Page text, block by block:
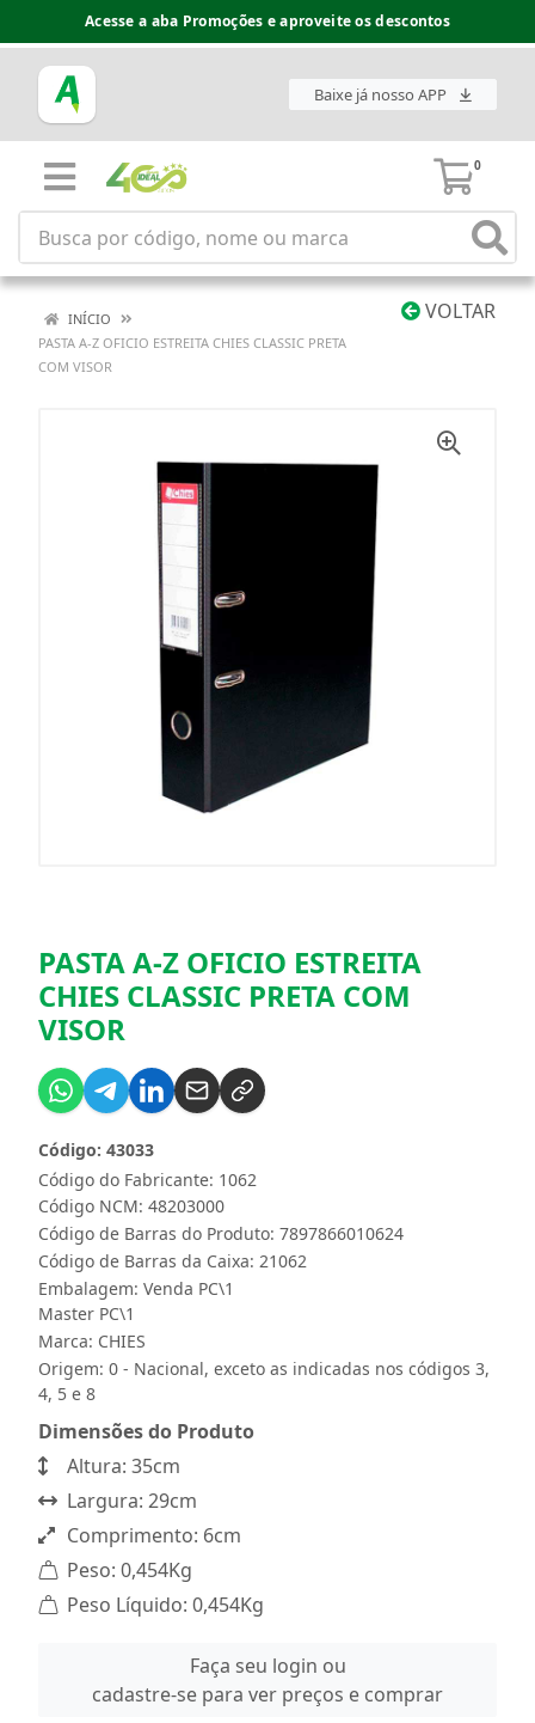
Acesse a aba Promoções e aproveite os descontos
Baixe já nosso APP
0
VOLTAR
INÍCIO
PASTA A-Z OFICIO ESTREITA CHIES CLASSIC PRETA
COM VISOR
PASTA A-Z OFICIO ESTREITA
CHIES CLASSIC PRETA COM
VISOR
Código do Fabricante: 1062
Código: 43033
Código NCM: 48203000
Código de Barras do Produto: 7897866010624
Código de Barras da Caixa: 21062
Embalagem: Venda PC\1
Master PC\1
Marca: CHIES
Origem: 0 - Nacional, exceto as indicadas nos códigos 3,
4, 5 e 8
Dimensões do Produto
Altura: 35cm
Largura: 29cm
Comprimento: 6cm
Peso: 0,454Kg
Peso Líquido: 0,454Kg
Faça seu login ou
cadastre-se para ver preços e comprar